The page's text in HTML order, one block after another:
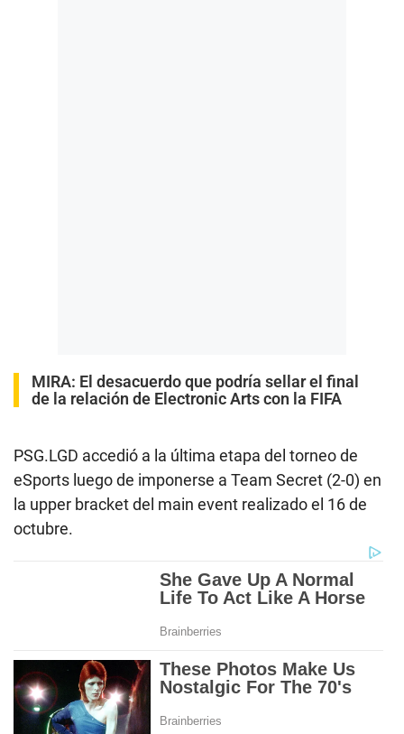
MIRA: El desacuerdo que podría sellar el final
de la relación de Electronic Arts con la FIFA
PSG.LGD accedió a la última etapa del torneo de
eSports luego de imponerse a Team Secret (2-0) en
la upper bracket del main event realizado el 16 de
octubre.